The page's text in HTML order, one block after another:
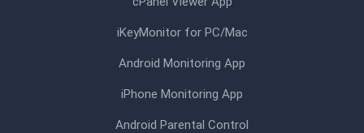
iKeyMonitor for PC/Mac
Android Monitoring App
iPhone Monitoring App
Android Parental Control